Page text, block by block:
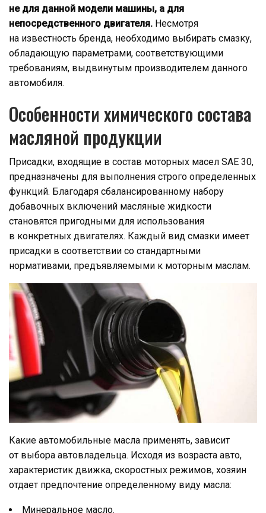
не для данной модели машины, а для
непосредственного двигателя. Несмотря
на известность бренда, необходимо выбирать смазку,
обладающую параметрами, соответствующими
требованиям, выдвинутым производителем данного
автомобиля.
Особенности химического состава
масляной продукции
Присадки, входящие в состав моторных масел SAE 30,
предназначены для выполнения строго определенных
функций. Благодаря сбалансированному набору
добавочных включений масляные жидкости
становятся пригодными для использования
в конкретных двигателях. Каждый вид смазки имеет
присадки в соответствии со стандартными
нормативами, предъявляемыми к моторным маслам.
Какие автомобильные масла применять, зависит
от выбора автовладельца. Исходя из возраста авто,
характеристик движка, скоростных режимов, хозяин
отдает предпочтение определенному виду масла:
Минеральное масло.